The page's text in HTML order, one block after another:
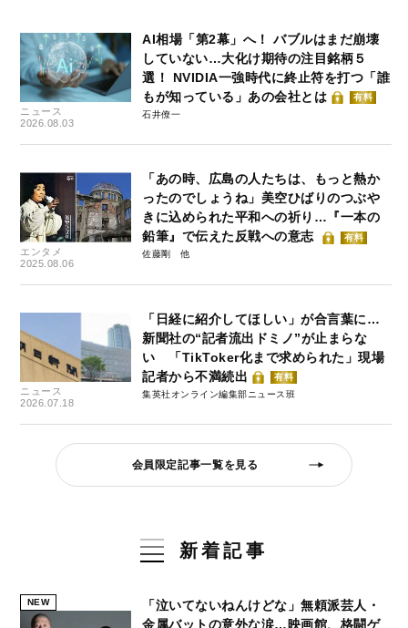
ニュース
2026.08.03
AI相場「第2幕」へ！ バブルはまだ崩壊
していない…大化け期待の注目銘柄５
選！ NVIDIA一強時代に終止符を打つ「誰
もが知っている」あの会社とは
有料
石井僚一
エンタメ
2025.08.06
「あの時、広島の人たちは、もっと熱か
ったのでしょうね」美空ひばりのつぶや
きに込められた平和への祈り…『一本の
鉛筆』で伝えた反戦への意志
有料
佐藤剛
ニュース
2026.07.18
「日経に紹介してほしい」が合言葉に…
新聞社の“記者流出ドミノ”が止まらな
い 「TikToker化まで求められた」現場
記者から不満続出
有料
集英社オンライン編集部ニュース班
会員限定記事一覧を見る
新着記事
NEW
「泣いてないねんけどな」無頼派芸人・
金属バットの意外な涙…映画館、格闘ゲ